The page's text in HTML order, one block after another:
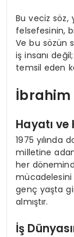
Bu veciz söz,
felsefesinin,
Ve bu sözün
iş insanı
temsil eden
İbrahim
Hayatı ve
1975 yılında
milletine
her
mücadelesini
genç yaşta
almıştır.
İş